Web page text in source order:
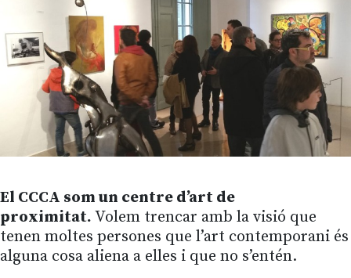
El CCCA som un centre d’art de
proximitat. Volem trencar amb la visió que
tenen moltes persones que l’art contemporani és
alguna cosa aliena a elles i que no s’entén.